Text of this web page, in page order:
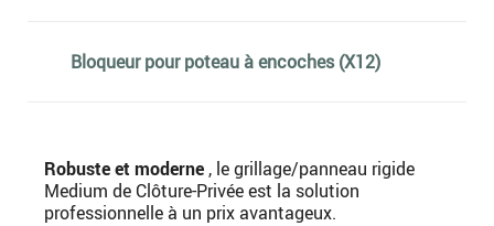
Bloqueur pour poteau à encoches (X12)
Robuste et moderne, le grillage/panneau rigide
Medium de Clôture-Privée est la solution
professionnelle à un prix avantageux.